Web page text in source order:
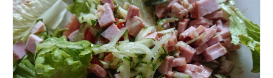
Jacinthes
Divers bulbes
Bulbes Printemps